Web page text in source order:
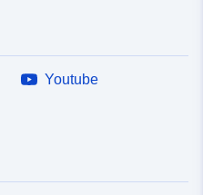
Youtube